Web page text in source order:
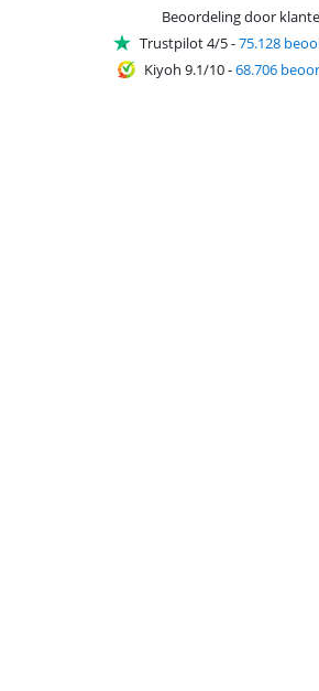
Beoordeling door
Trustpilot 4/5-75.128
Kiyoh 9.1/10-68.706